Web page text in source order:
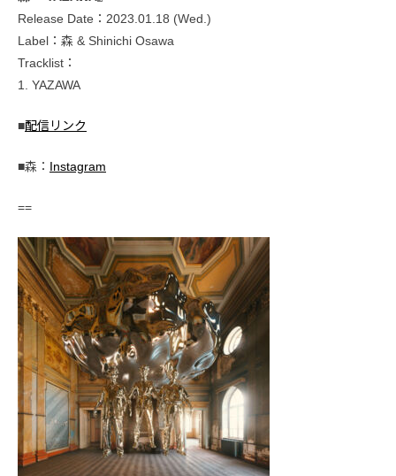
Release Date：2023.01.18 (Wed.)
Label：森 & Shinichi Osawa
Tracklist：
1. YAZAWA
■配信リンク
■森： Instagram
==